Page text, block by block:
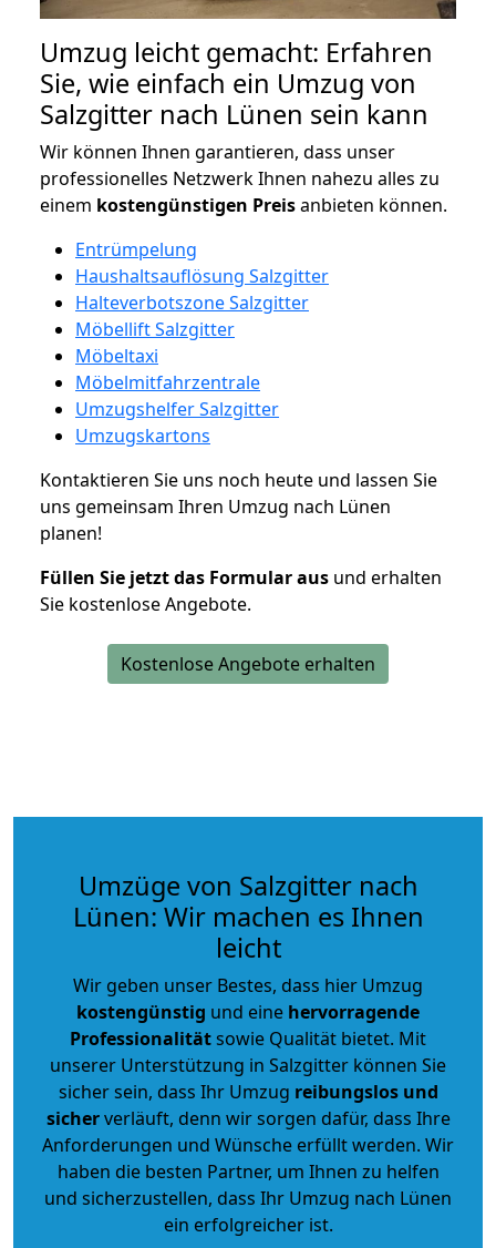
Umzug leicht gemacht: Erfahren
Sie, wie einfach ein Umzug von
Salzgitter nach Lünen sein kann
Wir können Ihnen garantieren, dass unser
professionelles Netzwerk Ihnen nahezu alles zu
einem kostengünstigen Preisanbieten können.
Entrümpelung
Haushaltsauflösung Salzgitter
Halteverbotszone Salzgitter
Möbellift Salzgitter
Möbeltaxi
Möbelmitfahrzentrale
Umzugshelfer Salzgitter
Umzugskartons
Kontaktieren Sie uns noch heute und lassen Sie
uns gemeinsam Ihren Umzug nach Lünen
planen!
Füllen Sie jetzt das Formular aus und erhalten
Sie kostenlose Angebote.
Kostenlose Angebote erhalten
Umzüge von Salzgitter nach
Lünen: Wir machen es Ihnen
leicht
Wir geben unser Bestes, dass hier Umzug
kostengünstig und eine hervorragende
Professionalitätsowie Qualität bietet. Mit
unserer Unterstützung in Salzgitter können Sie
sicher sein, dass Ihr Umzug reibungslos und
sicherverläuft, denn wir sorgen dafür, dass Ihre
Anforderungen und Wünsche erfüllt werden. Wir
haben die besten Partner, um Ihnen zu helfen
und sicherzustellen, dass Ihr Umzug nach Lünen
ein erfolgreicher ist.